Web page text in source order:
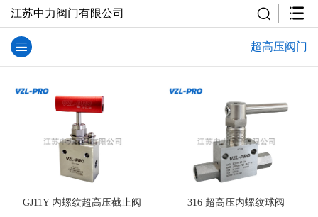
江苏中力阀门有限公司
超高压阀门
GJ11Y 内螺纹超高压截止阀 316 超高压内螺纹球阀